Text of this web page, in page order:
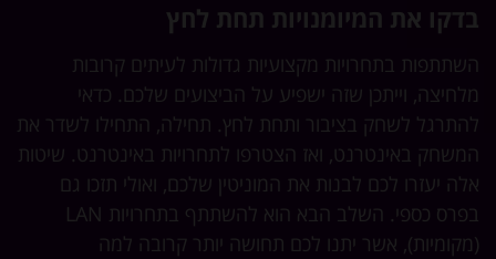
בדקו את המיומנויות תחת לחץ
השתתפות בתחרויות מקצועיות גדולות לעיתים קרובות
מלחיצה, וייתכן שזה ישפיע על הביצועים שלכם. כדאי
להתרגל לשחק בציבור ותחת לחץ. תחילה, התחילו לשדר את
המשחק באינטרנט, ואז הצטרפו לתחרויות באינטרנט. שיטות
אלה יעזרו לכם לבנות את המוניטין שלכם, ואולי תזכו גם
בפרס כספי. השלב הבא הוא להשתתף בתחרויות LAN
(מקומיות), אשר יתנו לכם תחושה יותר קרובה למה